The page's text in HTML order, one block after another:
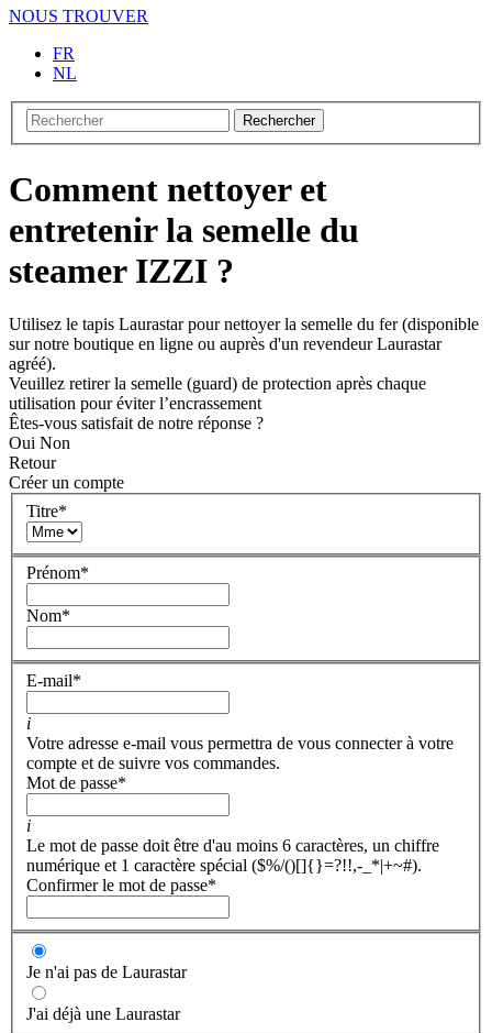
NOUS TROUVER
FR
NL
Rechercher
Comment nettoyer et
entretenir la semelle du
steamer IZZI ?
Utilisez le tapis Laurastar pour nettoyer la semelle du fer (disponible
sur notre boutique en ligne ou auprès d'un revendeur Laurastar
agréé).
Veuillez retirer la semelle (guard) de protection après chaque
utilisation pour éviter l’encrassement
Êtes-vous satisfait de notre réponse ?
Oui Non
Retour
Créer un compte
Titre*
Prénom*
Nom*
E-mail*
i
Votre adresse e-mail vous permettra de vous connecter à votre
compte et de suivre vos commandes.
Mot de passe*
i
Le mot de passe doit être d'au moins 6 caractères, un chiffre
numérique et 1 caractère spécial ($%/()[]{}=?!!,-_*|+~#).
Confirmer le mot de passe*
Je n'ai pas de Laurastar
J'ai déjà une Laurastar